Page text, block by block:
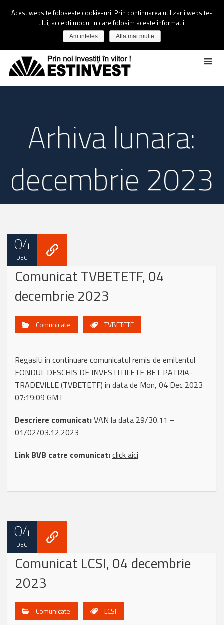
Arhiva lunara:
decembrie 2023
04
DEC.
Comunicat TVBETETF, 04
decembrie 2023
Comunicate TVBETETF
Regasiti in continuare comunicatul remis de emitentul
FONDUL DESCHIS DE INVESTITII ETF BET PATRIA-
TRADEVILLE (TVBETETF) in data de Mon, 04 Dec 2023
07:19:09 GMT
Descriere comunicat:VAN la data 29/30.11 –
01/02/03.12.2023
Link BVB catre comunicat:click aici
04
DEC.
Comunicat LCSI, 04 decembrie
2023
Comunicate LCSI
Acest website foloseste cookie-uri. Prin continuarea utilizarii website-
ului, accepti modul in care folosim aceste informatii.
Am inteles Afla mai multe